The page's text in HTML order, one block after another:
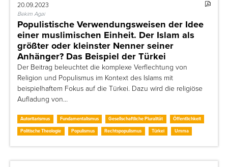
20.09.2023
Bekim Agai
Populistische Verwendungsweisen der Idee
einer muslimischen Einheit. Der Islam als
größter oder kleinster Nenner seiner
Anhänger? Das Beispiel der Türkei
Der Beitrag beleuchtet die komplexe Verflechtung von
Religion und Populismus im Kontext des Islams mit
beispielhaftem Fokus auf die Türkei. Dazu wird die religiöse
Aufladung von…
Autoritarismus Fundamentalismus Gesellschaftliche Pluralität
Öffentlichkeit
Politische Theologie
Populismus Rechtspopulismus Türkei Umma